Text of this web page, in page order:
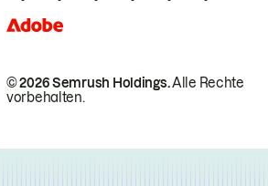
© 2026 Semrush Holdings.Alle Rechte
vorbehalten.